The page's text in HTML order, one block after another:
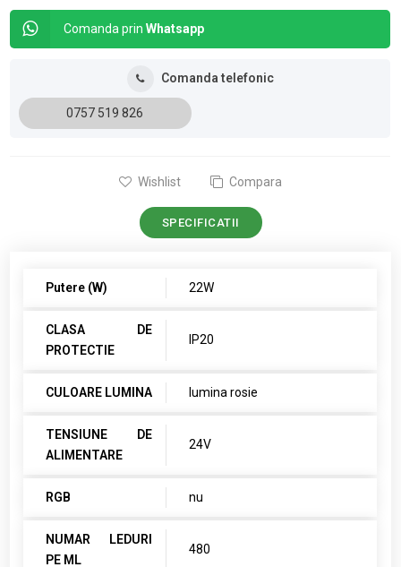
Comanda prinWhatsapp
Comanda telefonic
0757 519 826
Wishlist Compara
SPECIFICATII
Putere (W) 22W
CLASA DE
PROTECTIE
IP20
CULOARE LUMINA lumina rosie
TENSIUNE DE
ALIMENTARE
24V
RGB nu
NUMAR LEDURI
PE ML
480